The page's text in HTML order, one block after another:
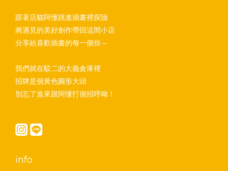
跟著店貓阿懂跳進插畫裡探險
將遇見的美好創作帶回這間小店
分享給喜歡插畫的每一個你～
我們就在駁二的大義倉庫裡
招牌是個黃色圓形大頭
別忘了進來跟阿懂打個招呼呦！
info